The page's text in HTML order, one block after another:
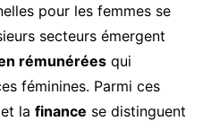
pour les femmes se
secteurs émergent
rémunéréesqui
féminines. Parmi ces
et la finance se distinguent